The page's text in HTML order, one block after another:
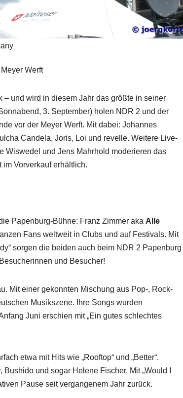
Werft
und wird in diesem Jahr das größte in seiner
3. September) holen NDR 2 und der
vor der Meyer Werft. Mit dabei: Johannes
Candela, Joris, Loi und revelle. Weitere Live-
Wiswedel und Jens Mahrhold moderieren das
im Vorverkauf erhältlich.
Papenburg-Bühne: Franz Zimmer aka Alle
Fans weltweit in Clubs und auf Festivals. Mit
sorgen die beiden auch beim NDR 2 Papenburg
und Besucher!
Mit einer gekonnten Mischung aus Pop-, Rock-
Musikszene. Ihre Songs wurden
Juni erschien mit „Ein gutes schlechtes
etwa mit Hits wie „Rooftop“ und „Better“.
und sogar Helene Fischer. Mit „Would I
Pause seit vergangenem Jahr zurück.